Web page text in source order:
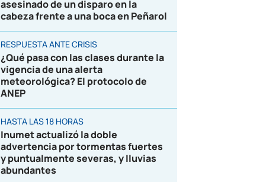
asesinado de un disparo en la
cabeza frente a una boca en Peñarol
RESPUESTA ANTE CRISIS
¿Qué pasa con las clases durante la
vigencia de una alerta
meteorológica? El protocolo de
ANEP
HASTA LAS 18 HORAS
Inumet actualizó la doble
advertencia por tormentas fuertes
y puntualmente severas, y lluvias
abundantes